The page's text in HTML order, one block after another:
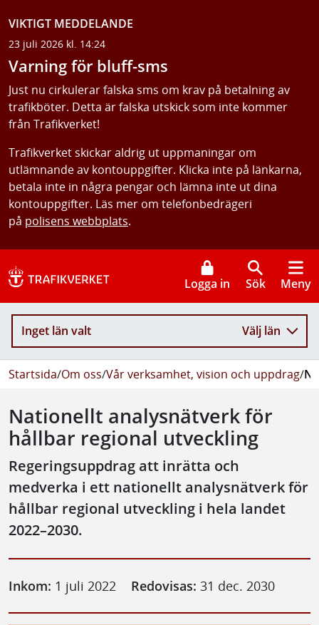
VIKTIGT MEDDELANDE
23 juli 2026 kl. 14:24
Varning för bluff-sms
Just nu cirkulerar falska sms om krav på betalning av
trafikböter. Detta är falska utskick som inte kommer
från Trafikverket!
Trafikverket skickar aldrig ut uppmaningar om
utlämnande av kontouppgifter. Klicka inte på länkarna,
betala inte in några pengar och lämna inte ut dina
kontouppgifter. Läs mer om telefonbedrägeri
på polisens webbplats.
Logga in Sök Meny
Inget län valt Välj län
Startsida/Om oss/Vår verksamhet, vision och uppdrag/
Nationellt analysnätverk för
hållbar regional utveckling
Regeringsuppdrag att inrätta och
medverka i ett nationellt analysnätverk för
hållbar regional utveckling i hela landet
2022–2030.
Inkom: 1 juli 2022 Redovisas: 31 dec. 2030